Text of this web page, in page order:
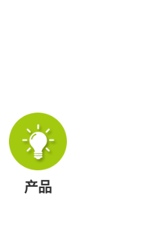
产品